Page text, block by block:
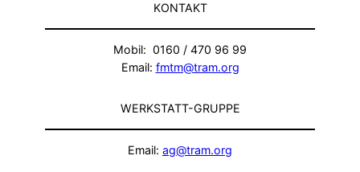
KONTAKT
Mobil: 0160 / 470 96 99
Email: fmtm@tram.org
WERKSTATT-GRUPPE
Email: ag@tram.org